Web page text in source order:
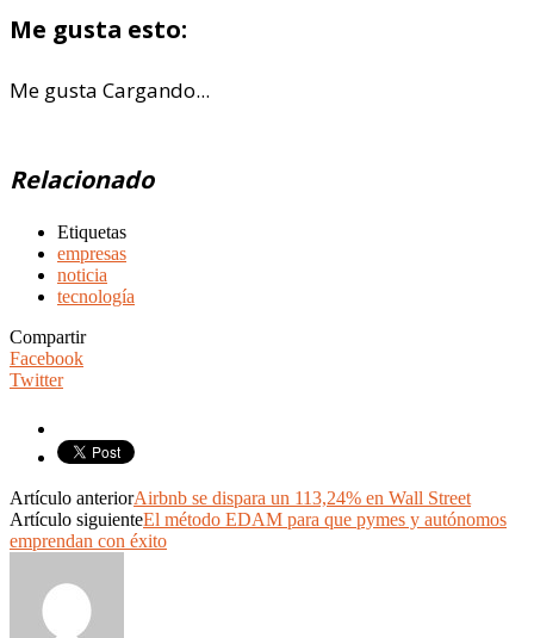
Me gusta esto:
Me gusta Cargando...
Relacionado
Etiquetas
empresas
noticia
tecnología
Compartir
Facebook
Twitter
Artículo anteriorAirbnb se dispara un 113,24% en Wall Street
Artículo siguienteEl método EDAM para que pymes y autónomos
emprendan con éxito